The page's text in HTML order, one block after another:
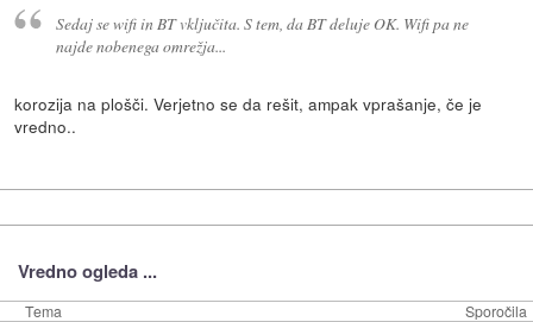
Sedaj se wifi in BT vključita. S tem, da BT deluje OK. Wifi pa ne
najde nobenega omrežja...
korozija na plošči. Verjetno se da rešit, ampak vprašanje, če je
vredno..
Vredno ogleda ...
Tema Sporočila